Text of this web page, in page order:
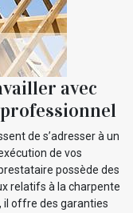
avec
de s’adresser à un
de vos
possède des
relatifs à la charpente
il offre des garanties